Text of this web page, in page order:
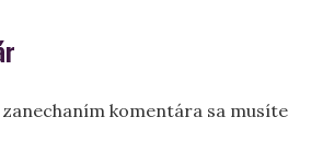
komentára sa musíte